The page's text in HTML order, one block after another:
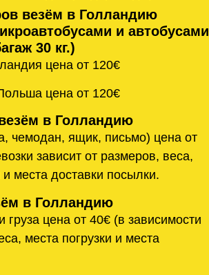
везём в Голландию
и автобусами
30 кг.)
цена от 120€
цена от 120€
в Голландию
чемодан, ящик, письмо) цена от
зависит от размеров, веса,
и места доставки посылки.
в Голландию
груза цена от 40€ (в зависимости
места погрузки и места